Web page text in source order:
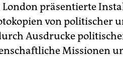
London präsentierte
von politischer
Ausdrucke
Missionen